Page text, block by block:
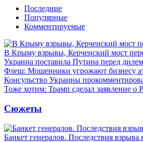
Последние
Популярные
Комментируемые
В Крыму взрывы, Керченский мост
Украина поставила Путина перед
Флеш: Мошенники угрожают бизнесу
Консульство Украины
Тоже хотим: Трамп сделал заявление о
Сюжеты
Банкет генералов. Последствия взрыва